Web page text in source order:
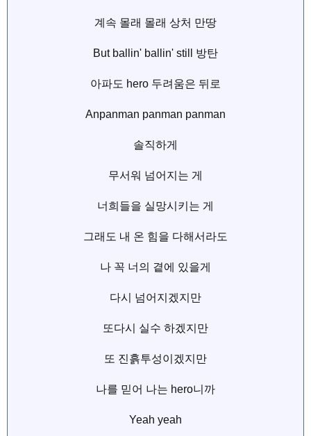
계속 몰래 몰래 상처 만땅
But ballin' ballin' still 방탄
아파도 hero 두려움은 뒤로
Anpanman panman panman
솔직하게
무서워 넘어지는 게
너희들을 실망시키는 게
그래도 내 온 힘을 다해서라도
나 꼭 너의 곁에 있을게
다시 넘어지겠지만
또다시 실수 하겠지만
또 진흙투성이겠지만
나를 믿어 나는 hero니까
Yeah yeah